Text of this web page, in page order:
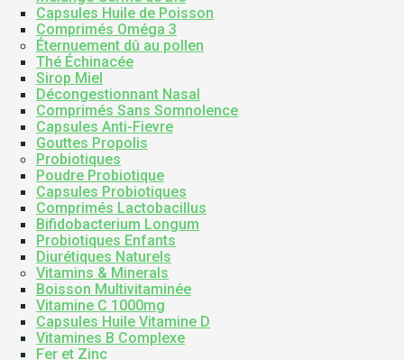
Capsules Huile de Poisson
Comprimés Oméga 3
Éternuement dû au pollen
Thé Échinacée
Sirop Miel
Décongestionnant Nasal
Comprimés Sans Somnolence
Capsules Anti-Fievre
Gouttes Propolis
Probiotiques
Poudre Probiotique
Capsules Probiotiques
Comprimés Lactobacillus
Bifidobacterium Longum
Probiotiques Enfants
Diurétiques Naturels
Vitamins & Minerals
Boisson Multivitaminée
Vitamine C 1000mg
Capsules Huile Vitamine D
Vitamines B Complexe
Fer et Zinc